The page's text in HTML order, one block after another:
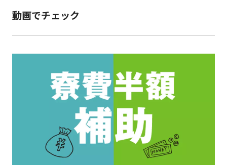
動画でチェック